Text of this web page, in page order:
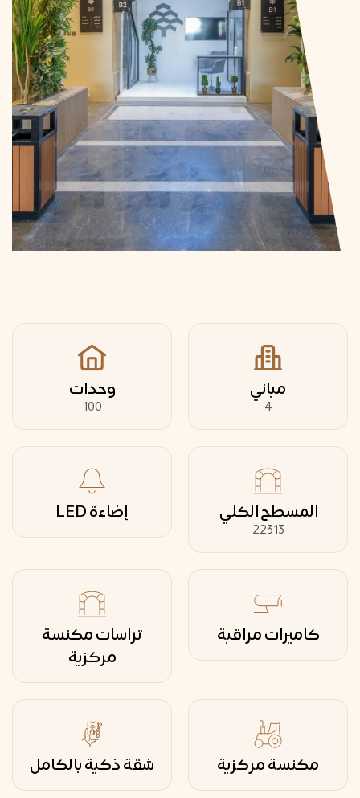
مباني
4
وحدات
100
المسطح الكلي
22313
إضاءة LED
كاميرات مراقبة
تراسات مكنسة
مركزية
مكنسة مركزية شقة ذكية بالكامل